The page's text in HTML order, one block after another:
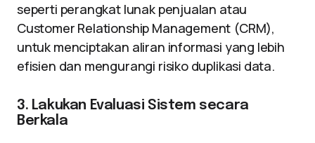
seperti perangkat lunak penjualan atau
Customer Relationship Management (CRM),
untuk menciptakan aliran informasi yang lebih
efisien dan mengurangi risiko duplikasi data.
3. Lakukan Evaluasi Sistem secara
Berkala